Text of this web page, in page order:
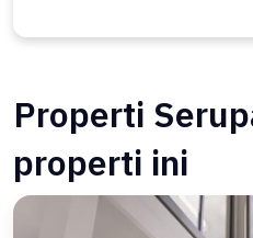
Properti
properti ini